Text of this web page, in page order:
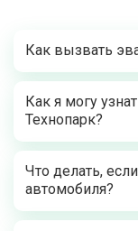
Как вызвать
Как я могу
Технопарк?
Что делать,
автомобиля?